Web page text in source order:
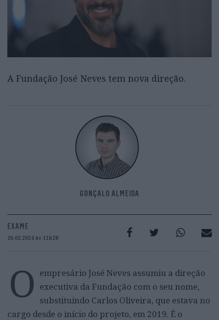
A Fundação José Neves tem nova direção.
GONÇALO ALMEIDA
EXAME
26.02.2024 às 11h28
O empresário José Neves assumiu a direção
executiva da Fundação com o seu nome,
substituindo Carlos Oliveira, que estava no
cargo desde o início do projeto, em 2019. É o